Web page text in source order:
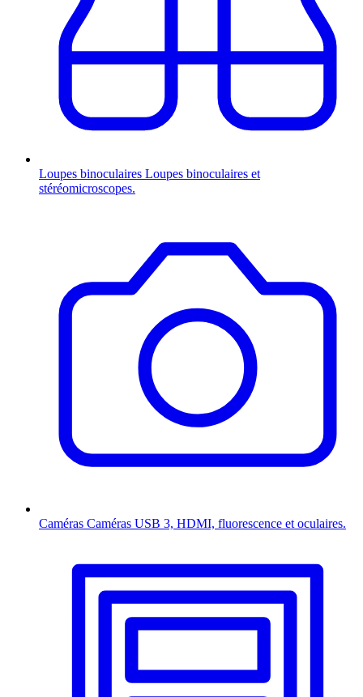
Loupes binoculaires Loupes binoculaires et
stéréomicroscopes.
Caméras Caméras USB 3, HDMI, fluorescence et oculaires.